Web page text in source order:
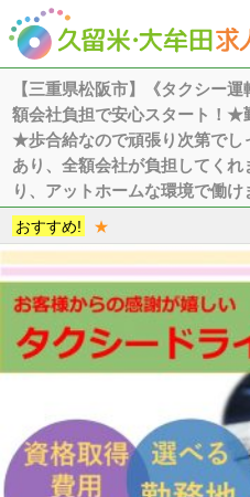
【三重県松阪市】《タクシー
額会社負担で安心スタート！★
★歩合給なので頑張り次第で
あり、全額会社が負担してく
り、アットホームな環境で働け
おすすめ! ★